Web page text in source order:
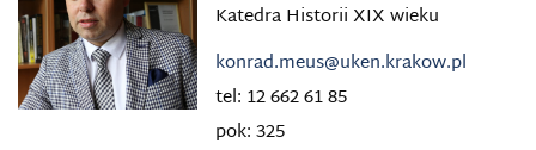
Katedra Historii XIX wieku
konrad.meus@uken.krakow.pl
tel: 12 662 61 85
pok: 325